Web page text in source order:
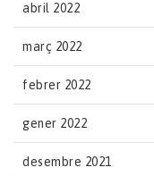
abril 2022
març 2022
febrer 2022
gener 2022
desembre 2021